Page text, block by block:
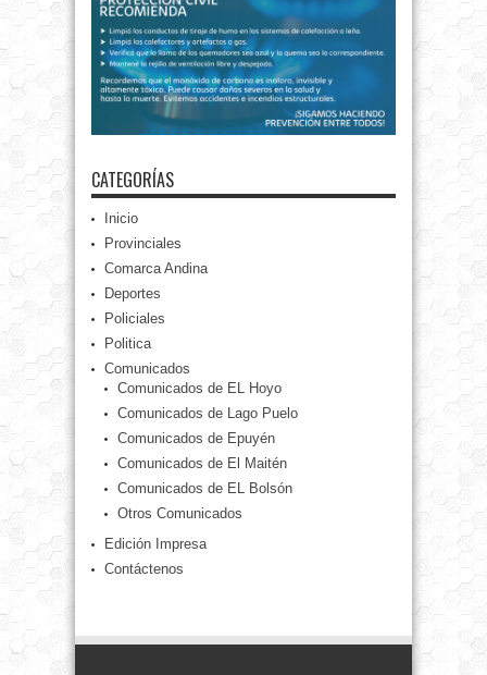
CATEGORÍAS
Inicio
Provinciales
Comarca Andina
Deportes
Policiales
Politica
Comunicados
Comunicados de EL Hoyo
Comunicados de Lago Puelo
Comunicados de Epuyén
Comunicados de El Maitén
Comunicados de EL Bolsón
Otros Comunicados
Edición Impresa
Contáctenos